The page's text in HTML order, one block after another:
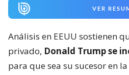
VER
Análisis en EEUU sostienen
privado, Donald Trump se
para que sea su sucesor en